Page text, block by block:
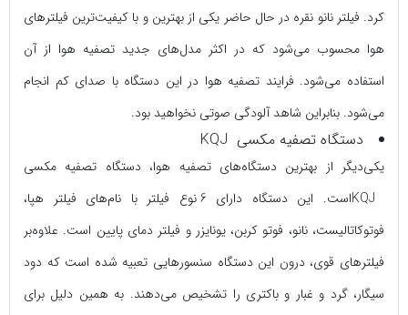
کرد. فیلتر نانو نقره در حال حاضر یکی از بهترین و با کیفیت‌ترین فیلترهای
هوا محسوب می‌شود که در اکثر مدل‌های جدید تصفیه هوا از آن
استفاده می‌شود. فرایند تصفیه هوا در این دستگاه با صدای کم انجام
می‌شود. بنابراین شاهد آلودگی صوتی نخواهید بود.
دستگاه تصفیه مکسی KQJ
یکی‌دیگر از بهترین دستگاه‌های تصفیه هوا، دستگاه تصفیه مکسی
KQJاست. این دستگاه دارای 6 نوع فیلتر با نام‌های فیلتر هپا،
فوتوکاتالیست، نانو، فوتو کربن، یونایزر و فیلتر دمای پایین است. علاوه‌بر
فیلترهای قوی، درون این دستگاه سنسورهایی تعبیه شده است که دود
سیگار، گرد و غبار و باکتری را تشخیص می‌دهند. به همین دلیل برای